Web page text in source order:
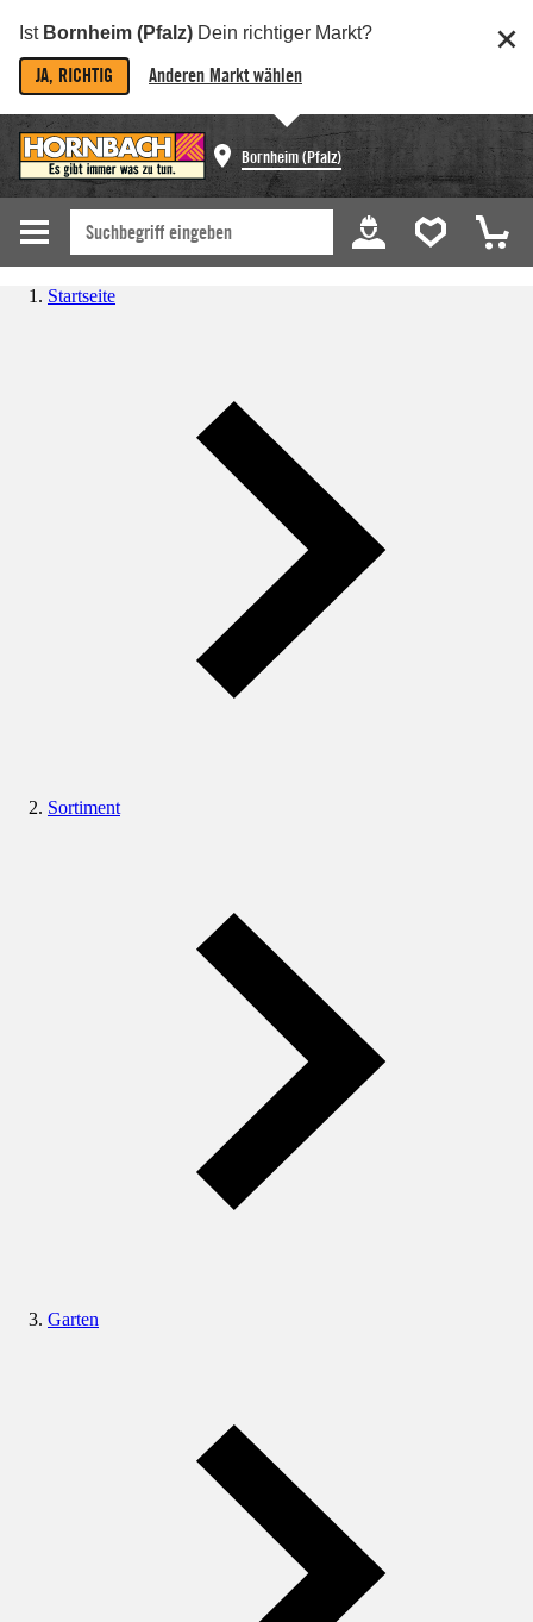
Ist Bornheim (Pfalz) Dein richtiger Markt?
JA, RICHTIG Anderen Markt wählen
Bornheim (Pfalz)
Startseite
Sortiment
Garten